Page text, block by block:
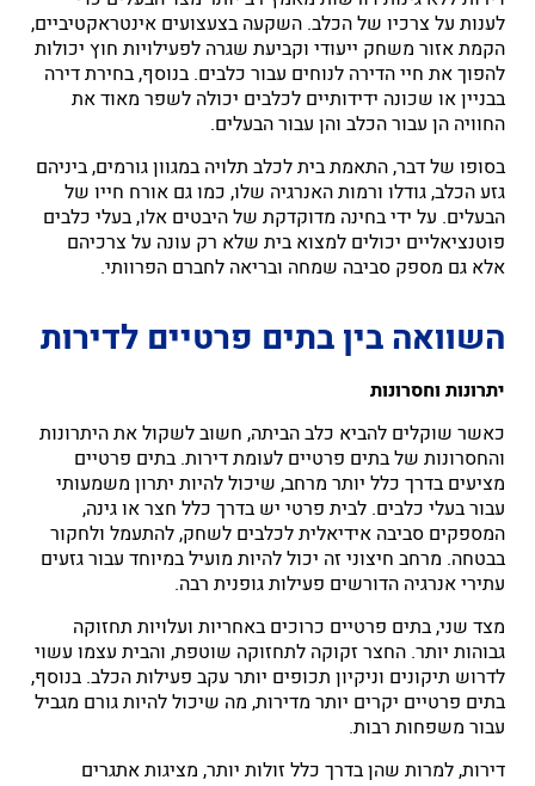
לענות על צרכיו של הכלב. השקעה בצעצועים אינטראקטיביים,
הקמת אזור משחק ייעודי וקביעת שגרה לפעילויות חוץ יכולות
להפוך את חיי הדירה לנוחים עבור כלבים. בנוסף, בחירת דירה
בבניין או שכונה ידידותיים לכלבים יכולה לשפר מאוד את
החוויה הן עבור הכלב והן עבור הבעלים.
בסופו של דבר, התאמת בית לכלב תלויה במגוון גורמים, ביניהם
גזע הכלב, גודלו ורמות האנרגיה שלו, כמו גם אורח חייו של
הבעלים. על ידי בחינה מדוקדקת של היבטים אלו, בעלי כלבים
פוטנציאליים יכולים למצוא בית שלא רק עונה על צרכיהם
אלא גם מספק סביבה שמחה ובריאה לחברם הפרוותי.
השוואה בין בתים פרטיים לדירות
יתרונות וחסרונות
כאשר שוקלים להביא כלב הביתה, חשוב לשקול את היתרונות
והחסרונות של בתים פרטיים לעומת דירות. בתים פרטיים
מציעים בדרך כלל יותר מרחב, שיכול להיות יתרון משמעותי
עבור בעלי כלבים. לבית פרטי יש בדרך כלל חצר או גינה,
המספקים סביבה אידיאלית לכלבים לשחק, להתעמל ולחקור
בבטחה. מרחב חיצוני זה יכול להיות מועיל במיוחד עבור גזעים
עתירי אנרגיה הדורשים פעילות גופנית רבה.
מצד שני, בתים פרטיים כרוכים באחריות ועלויות תחזוקה
גבוהות יותר. החצר זקוקה לתחזוקה שוטפת, והבית עצמו עשוי
לדרוש תיקונים וניקיון תכופים יותר עקב פעילות הכלב. בנוסף,
בתים פרטיים יקרים יותר מדירות, מה שיכול להיות גורם מגביל
עבור משפחות רבות.
דירות, למרות שהן בדרך כלל זולות יותר, מציגות אתגרים